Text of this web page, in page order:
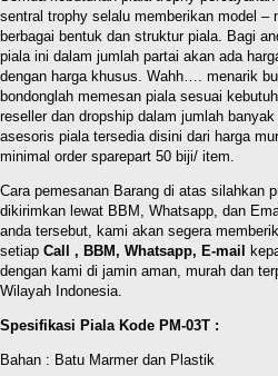
sentral trophy selalu memberikan model –
berbagai bentuk dan struktur piala. Bagi
piala ini dalam jumlah partai akan ada
dengan harga khusus. Wahh…. menarik
bondonglah memesan piala sesuai
reseller dan dropship dalam jumlah
asesoris piala tersedia disini dari harga
minimal order sparepart 50 biji/ item.
Cara pemesanan Barang di atas silahkan
dikirimkan lewat BBM, Whatsapp, dan
anda tersebut, kami akan segera
setiap Call , BBM, Whatsapp, E-mail
dengan kami di jamin aman, murah dan
Wilayah Indonesia.
Spesifikasi Piala Kode PM-03T :
Bahan : Batu Marmer dan Plastik